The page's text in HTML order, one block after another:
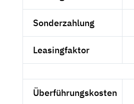
Sonderzahlung
Leasingfaktor
Überführungskosten